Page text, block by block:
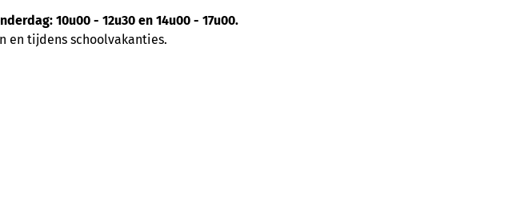
10u00 - 12u30 en 14u00 - 17u00.
en tijdens schoolvakanties.